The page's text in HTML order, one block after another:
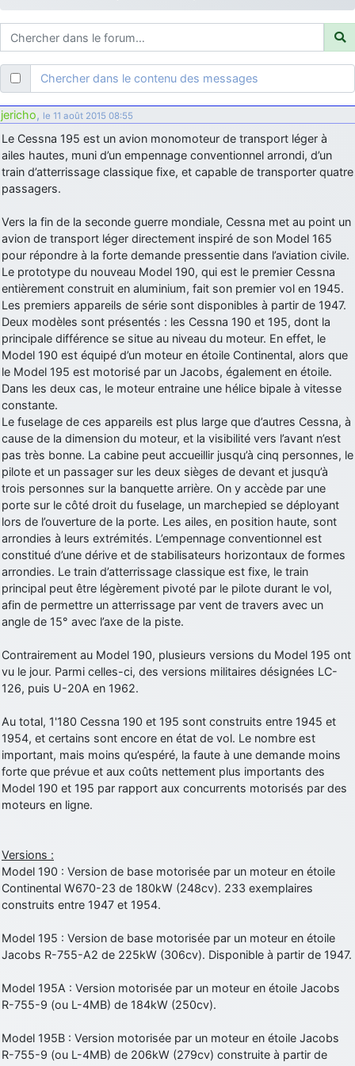
d9pouces: ouakamois > si tu parles du sujet sur l'Armée de l'Air,
bien sûr que oui !
je suis un avion@,._,+: Bonjour je viens d'arriver il y a quelques
moi et quelques avions n'ont pas les mêmes noms qu'aujourd'hui
ouakamois: Bonjourà toutes et à tous.en espérantque ces
quelques images du Pays Basque vous auront plu ; Agur…
d9pouces: Malheureusement nonun peu trop loin pour moi !
fox_50: Bonjour, certains parmis vous étaient-ils présent au
meeting de Lann Bihoué de 2026 ?
cachée dans les pins: Coucou et excellente année 2026 à tous et
au site!
jericho: Bonne année et tous mes meilleurs voeux à tous pour
2026 !
little boy : je vous souhaite un bon réveillon pour cette nouvelle
année!
jericho: Merci D9pouces, à mon tour de souhaiter un Joyeux Noël
et de bonnes fêtes de fin d'année.
d9pouces: Joyeux Noël à tous !
d9pouces
comme le Prytanée dans la Sarthe, ça ne peut pas faire de mal !
d9pouces: C'est plutôt après le lycée, voire après une prépa
scientifique, tu as donc encore un peu de temps devant toi
yaellerigolow : bonjour a tous je suis un élève de première
passionnée par l'aviation militaire , pourrais je savoir que faire après
le lycée pour s'orienter et pouvoir devenir officier de l'armée de l'air?
d9pouces : lesquels, par exemple ?
mahmoud : bonsoir, très instructif ce site .mais nous aimerions avoir
les photo des anciens appareils de l'armée de l'air de la haute -volta
d9pouces: Ça me casse quand même bien les pieds, j’avoue
jericho: Pour moi tout est à nouveau OK dirait-on… Merci à toi.
d9pouces
: En espérant n’avoir coupé les accessoires de personne
au passage !
d9pouces: j'ai trouvé un palliatif un peu violent, mais ça devrait aller
d9pouces: cette fois, c'est le Brésil et Singapour qui mettent le site
par terre
jericho: Ah ben je peux te confirmer que j'étais resté dans le filtre…
d9pouces: Désolé ! Mon filtrage a été un peu trop violent
tout voir
Chercher dans le contenu des messages
jericho, le 11 août 2015 08:55
Le Cessna 195 est un avion monomoteur de transport léger à
ailes hautes, muni d’un empennage conventionnel arrondi, d’un
train d’atterrissage classique fixe, et capable de transporter quatre
passagers.
Vers la fin de la seconde guerre mondiale, Cessna met au point un
avion de transport léger directement inspiré de son Model 165
pour répondre à la forte demande pressentie dans l’aviation civile.
Le prototype du nouveau Model 190, qui est le premier Cessna
entièrement construit en aluminium, fait son premier vol en 1945.
Les premiers appareils de série sont disponibles à partir de 1947.
Deux modèles sont présentés : les Cessna 190 et 195, dont la
principale différence se situe au niveau du moteur. En effet, le
Model 190 est équipé d’un moteur en étoile Continental, alors que
le Model 195 est motorisé par un Jacobs, également en étoile.
Dans les deux cas, le moteur entraine une hélice bipale à vitesse
constante.
Le fuselage de ces appareils est plus large que d’autres Cessna, à
cause de la dimension du moteur, et la visibilité vers l’avant n’est
pas très bonne. La cabine peut accueillir jusqu’à cinq personnes, le
pilote et un passager sur les deux sièges de devant et jusqu’à
trois personnes sur la banquette arrière. On y accède par une
porte sur le côté droit du fuselage, un marchepied se déployant
lors de l’ouverture de la porte. Les ailes, en position haute, sont
arrondies à leurs extrémités. L’empennage conventionnel est
constitué d’une dérive et de stabilisateurs horizontaux de formes
arrondies. Le train d’atterrissage classique est fixe, le train
principal peut être légèrement pivoté par le pilote durant le vol,
afin de permettre un atterrissage par vent de travers avec un
angle de 15° avec l’axe de la piste.
Contrairement au Model 190, plusieurs versions du Model 195 ont
vu le jour. Parmi celles-ci, des versions militaires désignées LC-
126, puis U-20A en 1962.
Au total, 1'180 Cessna 190 et 195 sont construits entre 1945 et
1954, et certains sont encore en état de vol. Le nombre est
important, mais moins qu’espéré, la faute à une demande moins
forte que prévue et aux coûts nettement plus importants des
Model 190 et 195 par rapport aux concurrents motorisés par des
moteurs en ligne.
Versions :
Model 190 : Version de base motorisée par un moteur en étoile
Continental W670-23 de 180kW (248cv). 233 exemplaires
construits entre 1947 et 1954.
Model 195 : Version de base motorisée par un moteur en étoile
Jacobs R-755-A2 de 225kW (306cv). Disponible à partir de 1947.
Model 195A : Version motorisée par un moteur en étoile Jacobs
R-755-9 (ou L-4MB) de 184kW (250cv).
Model 195B : Version motorisée par un moteur en étoile Jacobs
R-755-9 (ou L-4MB) de 206kW (279cv) construite à partir de